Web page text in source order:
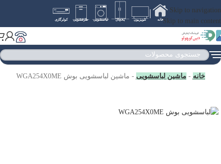
Skip to navigation
Skip to main contentخانه تلویزیون یخچال لباسشویی ظرفشویی کولرگازی
خانه - ماشین لباسشویی - ماشین لباسشویی بوش WGA254X0ME